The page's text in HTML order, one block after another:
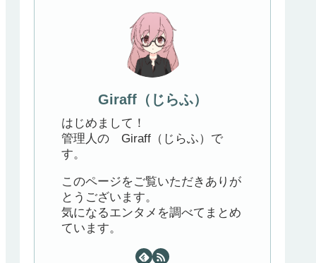
Giraff（じらふ）
はじめまして！
管理人の Giraff（じらふ）で
す。
このページをご覧いただきありが
とうございます。
気になるエンタメを調べてまとめ
ています。